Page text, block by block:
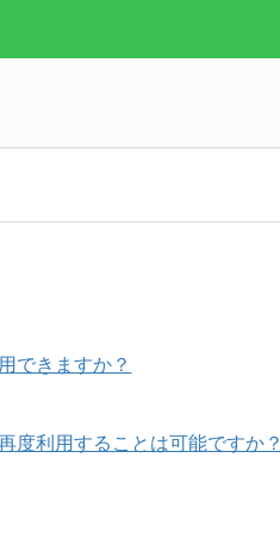
できますか？
度利用することは可能ですか？